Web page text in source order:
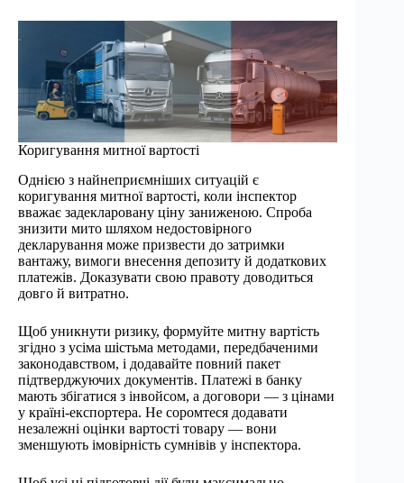
Коригування митної вартості
Однією з найнеприємніших ситуацій є
коригування митної вартості, коли інспектор
вважає задекларовану ціну заниженою. Спроба
знизити мито шляхом недостовірного
декларування може призвести до затримки
вантажу, вимоги внесення депозиту й додаткових
платежів. Доказувати свою правоту доводиться
довго й витратно.
Щоб уникнути ризику, формуйте митну вартість
згідно з усіма шістьма методами, передбаченими
законодавством, і додавайте повний пакет
підтверджуючих документів. Платежі в банку
мають збігатися з інвойсом, а договори — з цінами
у країні-експортера. Не соромтеся додавати
незалежні оцінки вартості товару — вони
зменшують імовірність сумнівів у інспектора.